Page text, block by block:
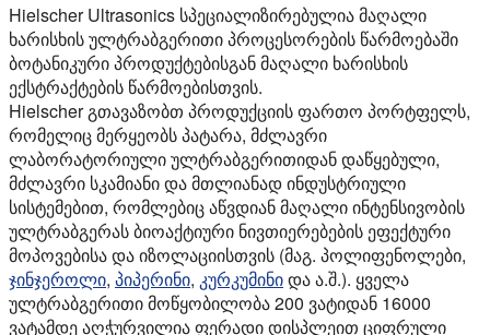
Hielscher Ultrasonics სპეციალიზირებულია მაღალი
ხარისხის ულტრაბგერითი პროცესორების წარმოებაში
ბოტანიკური პროდუქტებისგან მაღალი ხარისხის
ექსტრაქტების წარმოებისთვის.
Hielscher გთავაზობთ პროდუქციის ფართო პორტფელს,
რომელიც მერყეობს პატარა, მძლავრი
ლაბორატორიული ულტრაბგერითიდან დაწყებული,
მძლავრი სკამიანი და მთლიანად ინდუსტრიული
სისტემებით, რომლებიც აწვდიან მაღალი ინტენსივობის
ულტრაბგერას ბიოაქტიური ნივთიერებების ეფექტური
მოპოვებისა და იზოლაციისთვის (მაგ. პოლიფენოლები,
ჯინჯეროლი, პიპერინი, კურკუმინიდა ა.შ.). ყველა
ულტრაბგერითი მოწყობილობა 200 ვატიდან 16000
ვატამდე აღჭურვილია ფერადი დისპლეით ციფრული